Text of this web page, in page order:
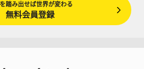
踏み出せば世界が変わる
無料会員登録